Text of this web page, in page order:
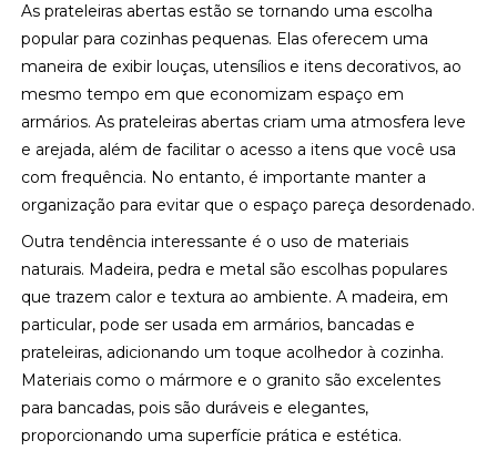
As prateleiras abertas estão se tornando uma escolha
popular para cozinhas pequenas. Elas oferecem uma
maneira de exibir louças, utensílios e itens decorativos, ao
mesmo tempo em que economizam espaço em
armários. As prateleiras abertas criam uma atmosfera leve
e arejada, além de facilitar o acesso a itens que você usa
com frequência. No entanto, é importante manter a
organização para evitar que o espaço pareça desordenado.
Outra tendência interessante é o uso de materiais
naturais. Madeira, pedra e metal são escolhas populares
que trazem calor e textura ao ambiente. A madeira, em
particular, pode ser usada em armários, bancadas e
prateleiras, adicionando um toque acolhedor à cozinha.
Materiais como o mármore e o granito são excelentes
para bancadas, pois são duráveis e elegantes,
proporcionando uma superfície prática e estética.